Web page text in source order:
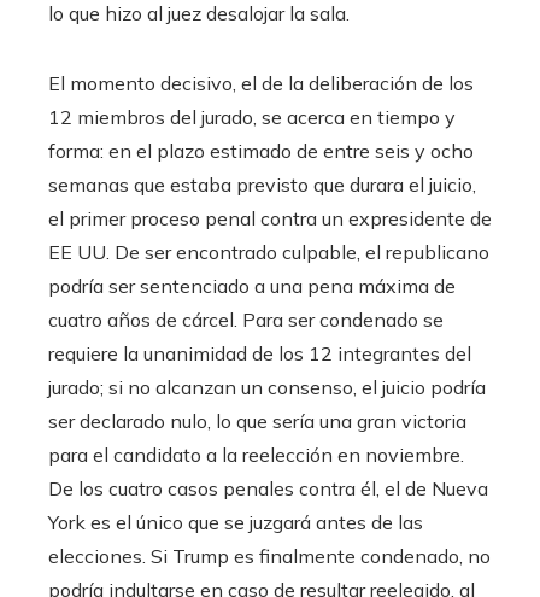
lo que hizo al juez desalojar la sala.
El momento decisivo, el de la deliberación de los
12 miembros del jurado, se acerca en tiempo y
forma: en el plazo estimado de entre seis y ocho
semanas que estaba previsto que durara el juicio,
el primer proceso penal contra un expresidente de
EE UU. De ser encontrado culpable, el republicano
podría ser sentenciado a una pena máxima de
cuatro años de cárcel. Para ser condenado se
requiere la unanimidad de los 12 integrantes del
jurado; si no alcanzan un consenso, el juicio podría
ser declarado nulo, lo que sería una gran victoria
para el candidato a la reelección en noviembre.
De los cuatro casos penales contra él, el de Nueva
York es el único que se juzgará antes de las
elecciones. Si Trump es finalmente condenado, no
podría indultarse en caso de resultar reelegido, al